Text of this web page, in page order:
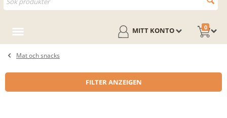
0
MITT KONTO
Mat och snacks
FILTER ANZEIGEN